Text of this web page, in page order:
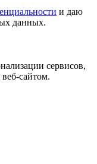
и даю
данных.
сервисов,
сайтом.